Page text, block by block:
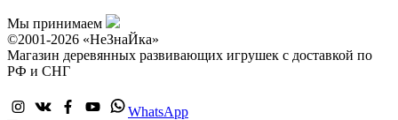
Мы принимаем
©2001-2026 «НеЗнаЙка»
Магазин деревянных развивающих игрушек с доставкой по
РФ и СНГ
WhatsApp